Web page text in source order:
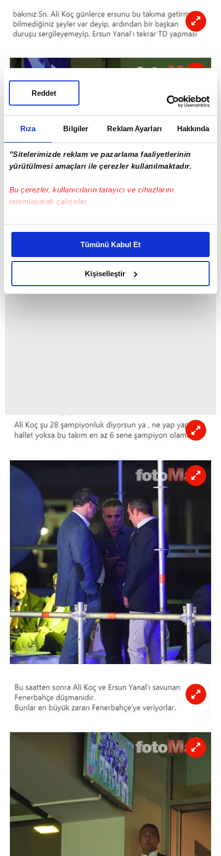
Rıza Bilgiler Reklam Ayarları Hakkında
"Sitelerimizde reklam ve pazarlama faaliyetlerinin
yürütülmesi amaçları ile çerezler kullanılmaktadır.
Bu çerezler, kullanıcıların tarayıcı ve cihazlarını
tanımlayarak çalışırlar.
Bu çerezlere izin vermeniz halinde sizlere özel
daha iyi reklam deneyimi yaşatabiliriz. Bunu yaparken
amacımızın size daha iyi bir reklam deneyimi sunmak
olduğunu ve sizlere en iyi içerikleri sunabilmek adına
elimizden gelen çabayı gösterdiğimizi ve bu noktada,
reklamların maliyetlerimizi karşılamak noktasında tek gelir
verileriniz işlenmekte olup gerekli olan çerezler bilgi
toplumu hizmetlerinin sunulması amacıyla
kullanılmaktadır. Diğer çerezler, sitemizin daha işlevsel
reklam/pazarlama faaliyetlerinin yapılması, amaçlarıyla
sınırlı olarak açık rızanız dahilinde kullanılacaktır.
Çerezlere ilişkin tercihlerinizi aşağıda yer alan panel
vasıtasıyla belirleyebilirsiniz. Çerezlere ilişkin detaylı bilgi
için Ayarlar butonuna tıklayabilir,
Çerez Bilgilendirme
Metnimiziziyaret edebilirsiniz.
6698 sayılı Kişisel Verilerin Korunması Kanunu uyarınca
hazırlanmış Aydınlatma Metnimizi okumak ve sitemizde
ilgili mevzuata uygun olarak kullanılan çerezlerle ilgili bilgi
almak için lütfen
tıklayınız
Tümünü Kabul Et
Kişiselleştir
Reddet